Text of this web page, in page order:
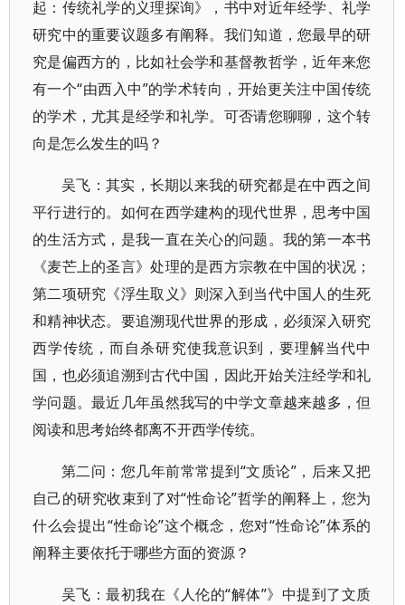
起：传统礼学的义理探询》，书中对近年经学、礼学
研究中的重要议题多有阐释。我们知道，您最早的研
究是偏西方的，比如社会学和基督教哲学，近年来您
有一个“由西入中”的学术转向，开始更关注中国传统
的学术，尤其是经学和礼学。可否请您聊聊，这个转
向是怎么发生的吗？
吴飞：其实，长期以来我的研究都是在中西之间
平行进行的。如何在西学建构的现代世界，思考中国
的生活方式，是我一直在关心的问题。我的第一本书
《麦芒上的圣言》处理的是西方宗教在中国的状况；
第二项研究《浮生取义》则深入到当代中国人的生死
和精神状态。要追溯现代世界的形成，必须深入研究
西学传统，而自杀研究使我意识到，要理解当代中
国，也必须追溯到古代中国，因此开始关注经学和礼
学问题。最近几年虽然我写的中学文章越来越多，但
阅读和思考始终都离不开西学传统。
第二问：您几年前常常提到“文质论”，后来又把
自己的研究收束到了对“性命论”哲学的阐释上，您为
什么会提出“性命论”这个概念，您对“性命论”体系的
阐释主要依托于哪些方面的资源？
吴飞：最初我在《人伦的“解体”》中提到了文质